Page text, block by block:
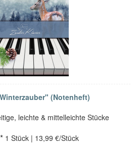
(Notenheft)
leichte & mittelleichte Stücke
1 Stück | 13,99 €/Stück